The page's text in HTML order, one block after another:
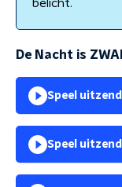
belicht.
De Nacht is
Speel
Speel